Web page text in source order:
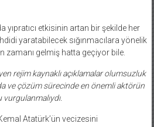
etkisinin artan bir şekilde her
yaratabilecek sığınmacılara yönelik
zamanı gelmiş hatta geçiyor bile.
rejim kaynaklı açıklamalar olumsuzluk
ve çözüm sürecinde en önemli aktörün
Atatürk’ün vecizesini